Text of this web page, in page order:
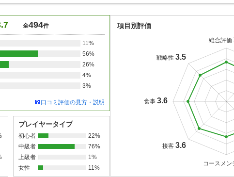
全494件
11%
56%
26%
4%
3%
口コミ評価の見方・説明
プレイヤータイプ
初心者
22%
中級者
76%
上級者
1%
女性
11%
項目別評価
総合評価
コースメン
接客 3.6
食事 3.6
戦略性 3.5